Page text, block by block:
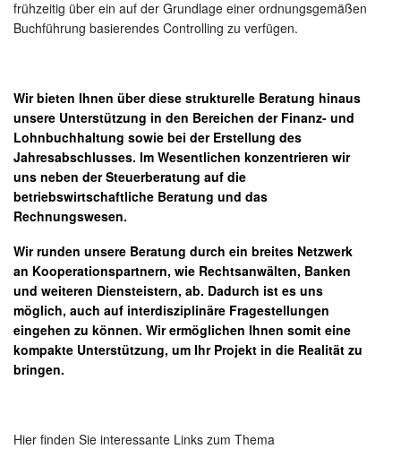
frühzeitig über ein auf der Grundlage einer ordnungsgemäßen
Buchführung basierendes Controlling zu verfügen.
Wir bieten Ihnen über diese strukturelle Beratung hinaus
unsere Unterstützung in den Bereichen der Finanz- und
Lohnbuchhaltung sowie bei der Erstellung des
Jahresabschlusses. Im Wesentlichen konzentrieren wir
uns neben der Steuerberatung auf die
betriebswirtschaftliche Beratung und das
Rechnungswesen.
Wir runden unsere Beratung durch ein breites Netzwerk
an Kooperationspartnern, wie Rechtsanwälten, Banken
und weiteren Diensteistern, ab. Dadurch ist es uns
möglich, auch auf interdisziplinäre Fragestellungen
eingehen zu können. Wir ermöglichen Ihnen somit eine
kompakte Unterstützung, um Ihr Projekt in die Realität zu
bringen.
Hier finden Sie interessante Links zum Thema